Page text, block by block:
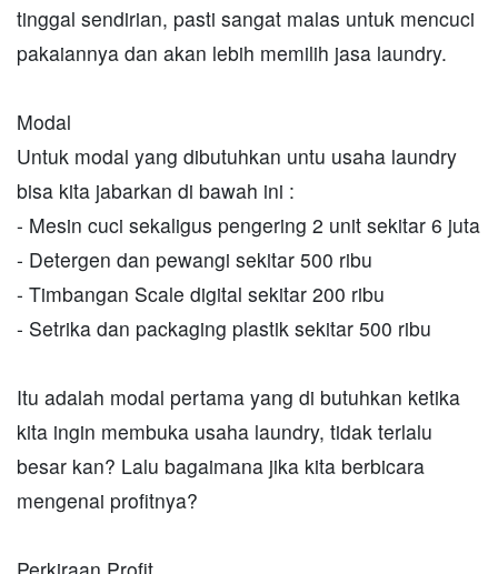
tinggal sendirian, pasti sangat malas untuk mencuci
pakaiannya dan akan lebih memilih jasa laundry.
Modal
Untuk modal yang dibutuhkan untu usaha laundry
bisa kita jabarkan di bawah ini :
- Mesin cuci sekaligus pengering 2 unit sekitar 6 juta
- Detergen dan pewangi sekitar 500 ribu
- Timbangan Scale digital sekitar 200 ribu
- Setrika dan packaging plastik sekitar 500 ribu
Itu adalah modal pertama yang di butuhkan ketika
kita ingin membuka usaha laundry, tidak terlalu
besar kan? Lalu bagaimana jika kita berbicara
mengenai profitnya?